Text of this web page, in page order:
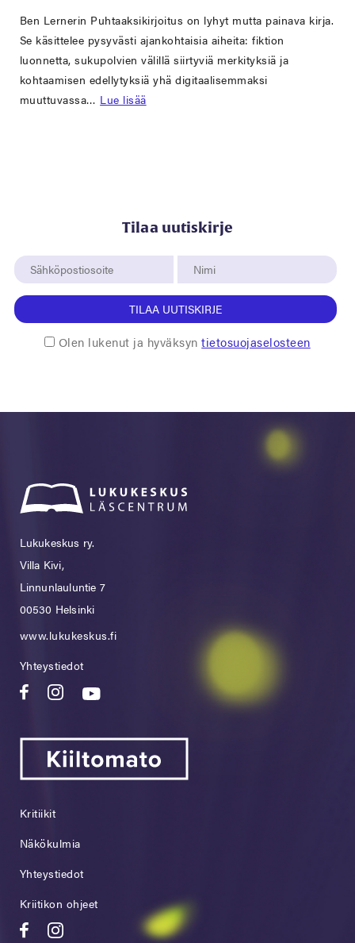
Ben Lernerin Puhtaaksikirjoitus on lyhyt mutta painava kirja.
Se käsittelee pysyvästi ajankohtaisia aiheita: fiktion
luonnetta, sukupolvien välillä siirtyviä merkityksiä ja
kohtaamisen edellytyksiä yhä digitaalisemmaksi
muuttuvassa… Lue lisää
Tilaa uutiskirje
TILAA UUTISKIRJE
Olen lukenut ja hyväksyntietosuojaselosteen
Lukukeskus ry.
Villa Kivi,
Linnunlauluntie 7
00530 Helsinki
www.lukukeskus.fi
Yhteystiedot
Kritiikit
Näkökulmia
Yhteystiedot
Kriitikon ohjeet